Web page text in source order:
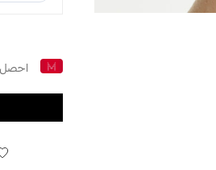
احصل